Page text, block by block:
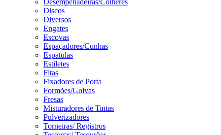
Desempenadeiras/Colheres
Discos
Diversos
Engates
Escovas
Espaçadores/Cunhas
Espatulas
Estiletes
Fitas
Fixadores de Porta
Formões/Goivas
Fresas
Misturadores de Tintas
Pulverizadores
Torneiras/ Registros